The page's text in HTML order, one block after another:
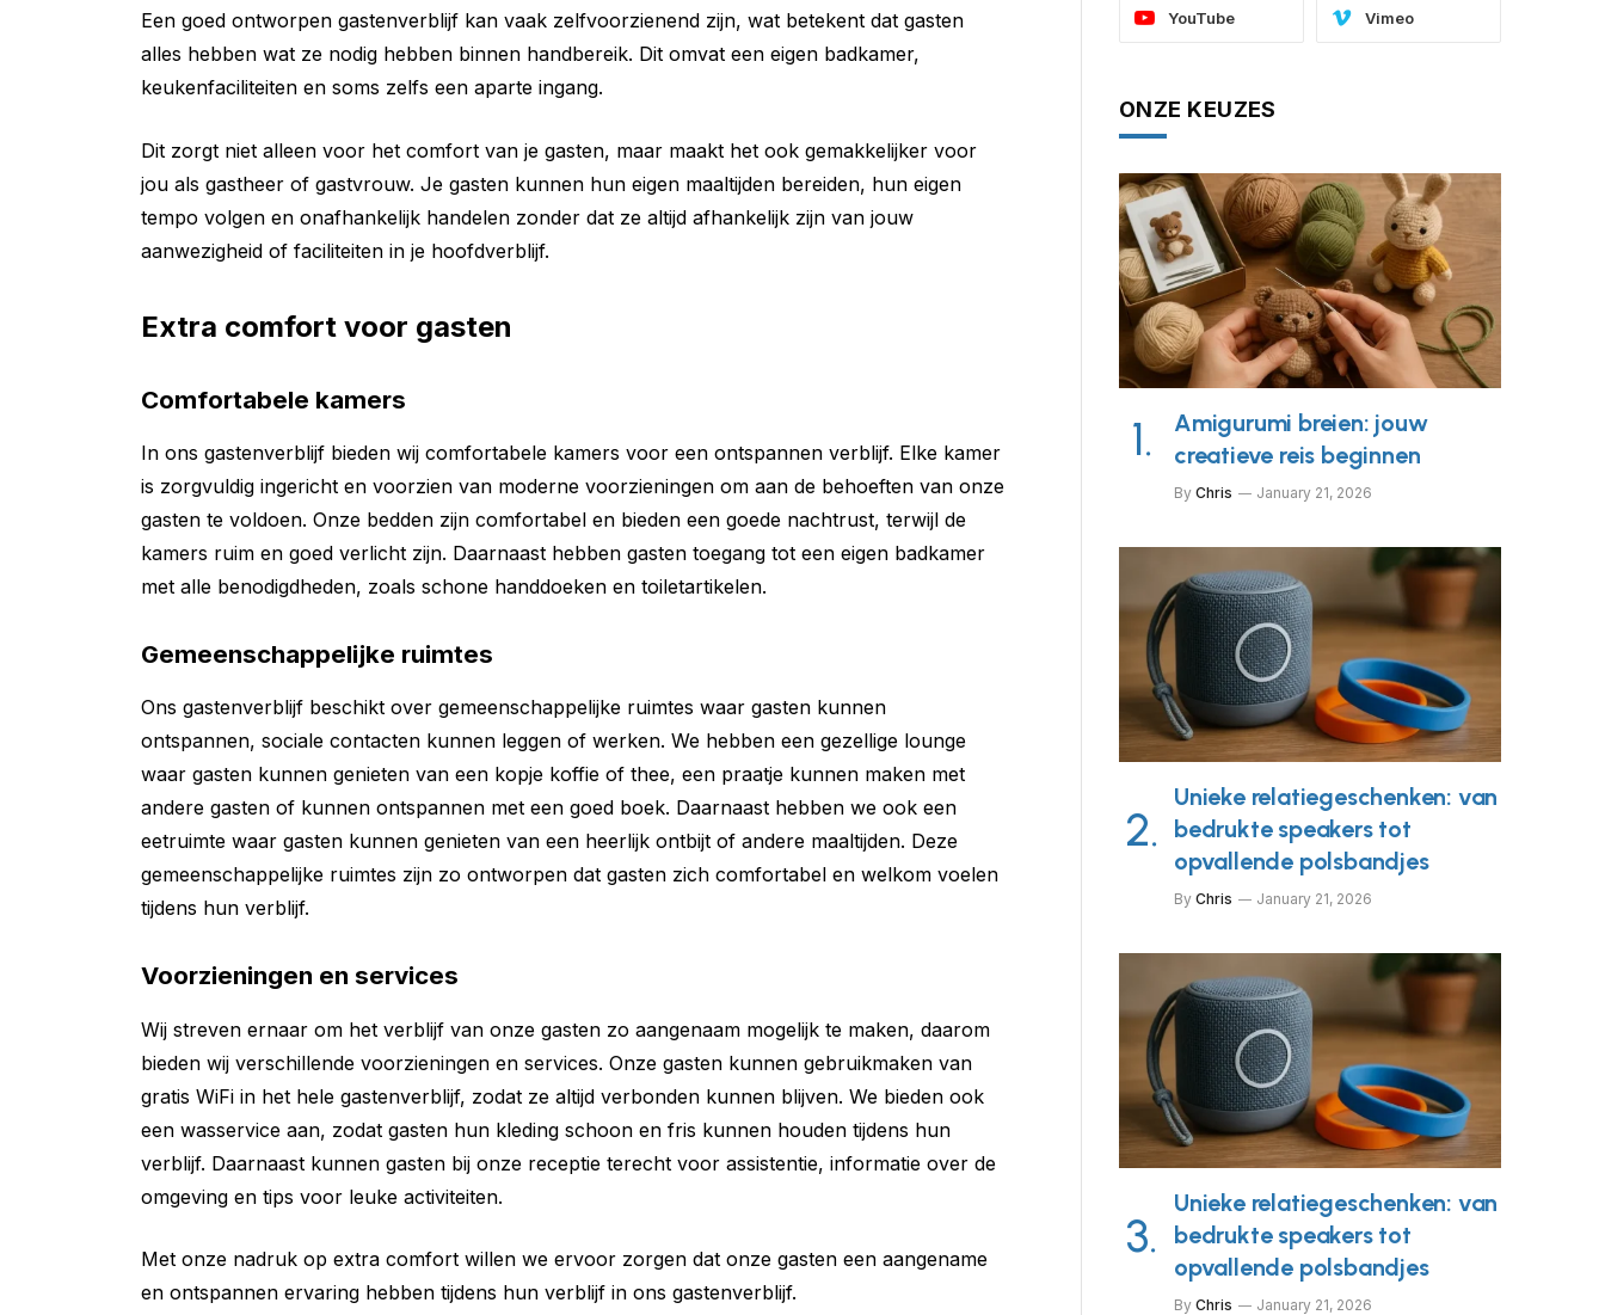
Een goed ontworpen gastenverblijf kan vaak zelfvoorzienend zijn, wat betekent dat gasten
alles hebben wat ze nodig hebben binnen handbereik. Dit omvat een eigen badkamer,
keukenfaciliteiten en soms zelfs een aparte ingang.
Dit zorgt niet alleen voor het comfort van je gasten, maar maakt het ook gemakkelijker voor
jou als gastheer of gastvrouw. Je gasten kunnen hun eigen maaltijden bereiden, hun eigen
tempo volgen en onafhankelijk handelen zonder dat ze altijd afhankelijk zijn van jouw
aanwezigheid of faciliteiten in je hoofdverblijf.
Extra comfort voor gasten
Comfortabele kamers
In ons gastenverblijf bieden wij comfortabele kamers voor een ontspannen verblijf. Elke kamer
is zorgvuldig ingericht en voorzien van moderne voorzieningen om aan de behoeften van onze
gasten te voldoen. Onze bedden zijn comfortabel en bieden een goede nachtrust, terwijl de
kamers ruim en goed verlicht zijn. Daarnaast hebben gasten toegang tot een eigen badkamer
met alle benodigdheden, zoals schone handdoeken en toiletartikelen.
Gemeenschappelijke ruimtes
Ons gastenverblijf beschikt over gemeenschappelijke ruimtes waar gasten kunnen
ontspannen, sociale contacten kunnen leggen of werken. We hebben een gezellige lounge
waar gasten kunnen genieten van een kopje koffie of thee, een praatje kunnen maken met
andere gasten of kunnen ontspannen met een goed boek. Daarnaast hebben we ook een
eetruimte waar gasten kunnen genieten van een heerlijk ontbijt of andere maaltijden. Deze
gemeenschappelijke ruimtes zijn zo ontworpen dat gasten zich comfortabel en welkom voelen
tijdens hun verblijf.
Voorzieningen en services
Wij streven ernaar om het verblijf van onze gasten zo aangenaam mogelijk te maken, daarom
bieden wij verschillende voorzieningen en services. Onze gasten kunnen gebruikmaken van
gratis WiFi in het hele gastenverblijf, zodat ze altijd verbonden kunnen blijven. We bieden ook
een wasservice aan, zodat gasten hun kleding schoon en fris kunnen houden tijdens hun
verblijf. Daarnaast kunnen gasten bij onze receptie terecht voor assistentie, informatie over de
omgeving en tips voor leuke activiteiten.
Met onze nadruk op extra comfort willen we ervoor zorgen dat onze gasten een aangename
en ontspannen ervaring hebben tijdens hun verblijf in ons gastenverblijf.
YouTube Vimeo
ONZE KEUZES
Amigurumi breien: jouw
creatieve reis beginnen
By Chris January 21, 2026
Unieke relatiegeschenken: van
bedrukte speakers tot
opvallende polsbandjes
By Chris January 21, 2026
Unieke relatiegeschenken: van
bedrukte speakers tot
opvallende polsbandjes
By Chris January 21, 2026